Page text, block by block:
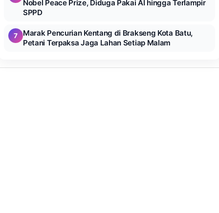
Nobel Peace Prize, Diduga Pakai AI hingga Terlampir
SPPD
7
Marak Pencurian Kentang di Brakseng Kota Batu,
Petani Terpaksa Jaga Lahan Setiap Malam